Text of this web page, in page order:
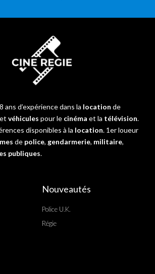
ans d’expérience dans la location de
et véhicules pour le cinéma et la télévision.
disponibles à la location. 1er loueur
de police, gendarmerie, militaire,
publiques.
Nouveautés
Police U.K.
Régie